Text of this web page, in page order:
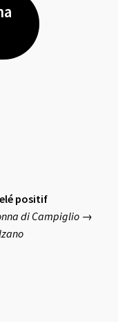
positif
di Campiglio →